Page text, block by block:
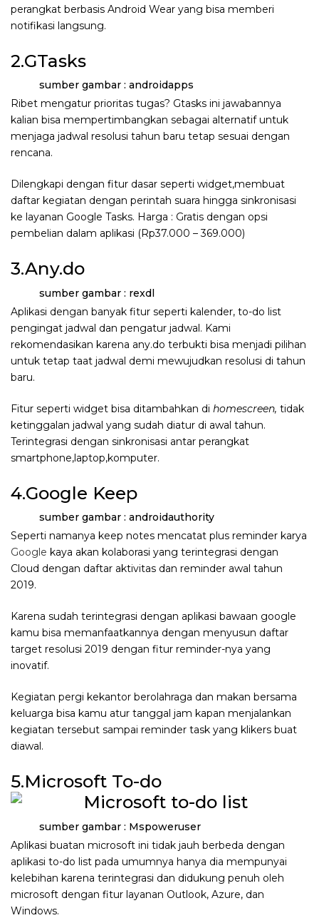
perangkat berbasis Android Wear yang bisa memberi
notifikasi langsung.
2.GTasks
sumber gambar : androidapps
Ribet mengatur prioritas tugas? Gtasks ini jawabannya
kalian bisa mempertimbangkan sebagai alternatif untuk
menjaga jadwal resolusi tahun baru tetap sesuai dengan
rencana.
Dilengkapi dengan fitur dasar seperti widget,membuat
daftar kegiatan dengan perintah suara hingga sinkronisasi
ke layanan Google Tasks. Harga : Gratis dengan opsi
pembelian dalam aplikasi (Rp37.000 – 369.000)
3.Any.do
sumber gambar : rexdl
Aplikasi dengan banyak fitur seperti kalender, to-do list
pengingat jadwal dan pengatur jadwal. Kami
rekomendasikan karena any.do terbukti bisa menjadi pilihan
untuk tetap taat jadwal demi mewujudkan resolusi di tahun
baru.
Fitur seperti widget bisa ditambahkan di homescreen, tidak
ketinggalan jadwal yang sudah diatur di awal tahun.
Terintegrasi dengan sinkronisasi antar perangkat
smartphone,laptop,komputer.
4.Google Keep
sumber gambar : androidauthority
Seperti namanya keep notes mencatat plus reminder karya
Google kaya akan kolaborasi yang terintegrasi dengan
Cloud dengan daftar aktivitas dan reminder awal tahun
2019.
Karena sudah terintegrasi dengan aplikasi bawaan google
kamu bisa memanfaatkannya dengan menyusun daftar
target resolusi 2019 dengan fitur reminder-nya yang
inovatif.
Kegiatan pergi kekantor berolahraga dan makan bersama
keluarga bisa kamu atur tanggal jam kapan menjalankan
kegiatan tersebut sampai reminder task yang klikers buat
diawal.
5.Microsoft To-do
sumber gambar : Mspoweruser
Aplikasi buatan microsoft ini tidak jauh berbeda dengan
aplikasi to-do list pada umumnya hanya dia mempunyai
kelebihan karena terintegrasi dan didukung penuh oleh
microsoft dengan fitur layanan Outlook, Azure, dan
Windows.